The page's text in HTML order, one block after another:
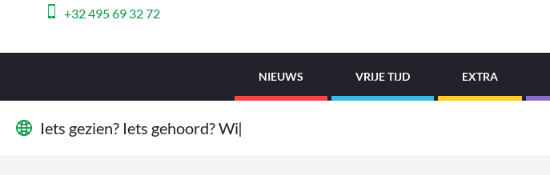
+32 495 69 32 72
NIEUWS VRIJE TIJD EXTRA
Iets gezien? Iets gehoord?Wij